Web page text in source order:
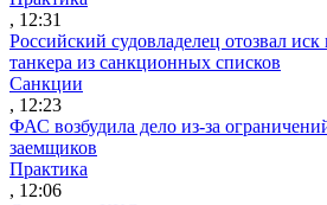
, 12:31
Российский судовладелец отозвал
танкера из санкционных списков
Санкции
, 12:23
ФАС возбудила дело из-за
заемщиков
Практика
, 12:06